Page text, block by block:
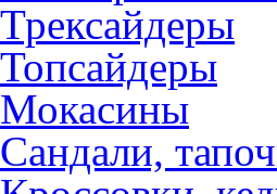
Трексайдеры
Топсайдеры
Мокасины
Сандали,